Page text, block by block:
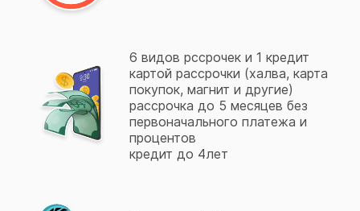
6 видов рссрочек и 1 кредит
картой рассрочки (халва, карта
покупок, магнит и другие)
рассрочка до 5 месяцев без
первоначального платежа и
процентов
кредит до 4лет